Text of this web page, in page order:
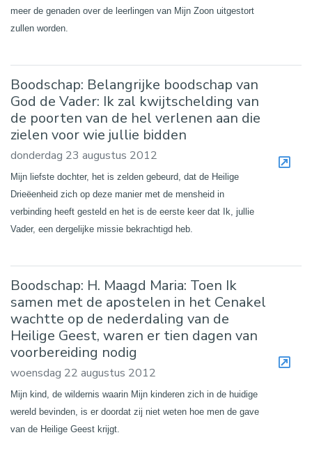
meer de genaden over de leerlingen van Mijn Zoon uitgestort
zullen worden.
Boodschap: Belangrijke boodschap van
God de Vader: Ik zal kwijtschelding van
de poorten van de hel verlenen aan die
zielen voor wie jullie bidden
donderdag 23 augustus 2012
Mijn liefste dochter, het is zelden gebeurd, dat de Heilige
Drieëenheid zich op deze manier met de mensheid in
verbinding heeft gesteld en het is de eerste keer dat Ik, jullie
Vader, een dergelijke missie bekrachtigd heb.
Boodschap: H. Maagd Maria: Toen Ik
samen met de apostelen in het Cenakel
wachtte op de nederdaling van de
Heilige Geest, waren er tien dagen van
voorbereiding nodig
woensdag 22 augustus 2012
Mijn kind, de wildernis waarin Mijn kinderen zich in de huidige
wereld bevinden, is er doordat zij niet weten hoe men de gave
van de Heilige Geest krijgt.